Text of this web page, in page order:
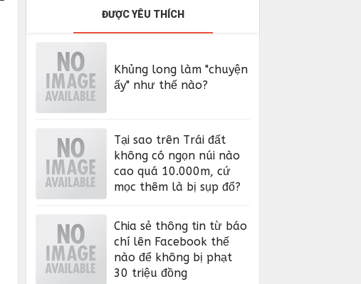
ĐƯỢC YÊU THÍCH
Khủng long làm "chuyện
ấy" như thế nào?
Tại sao trên Trái đất
không có ngọn núi nào
cao quá 10.000m, cứ
mọc thêm là bị sụp đổ?
Chia sẻ thông tin từ báo
chí lên Facebook thế
nào để không bị phạt
30 triệu đồng